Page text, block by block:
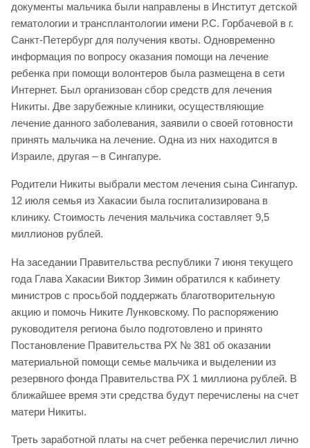
документы мальчика были направлены в Институт детской
гематологии и трансплантологии имени Р.С. Горбачевой в г.
Санкт-Петербург для получения квоты. Одновременно
информация по вопросу оказания помощи на лечение
ребенка при помощи волонтеров была размещена в сети
Интернет. Был организован сбор средств для лечения
Никиты. Две зарубежные клиники, осуществляющие
лечение данного заболевания, заявили о своей готовности
принять мальчика на лечение. Одна из них находится в
Израиле, другая – в Сингапуре.
Родители Никиты выбрали местом лечения сына Сингапур.
12 июля семья из Хакасии была госпитализирована в
клинику. Стоимость лечения мальчика составляет 9,5
миллионов рублей.
На заседании Правительства республики 7 июня текущего
года Глава Хакасии Виктор Зимин обратился к кабинету
министров с просьбой поддержать благотворительную
акцию и помочь Никите Лунковскому. По распоряжению
руководителя региона было подготовлено и принято
Постановление Правительства РХ № 381 об оказании
материальной помощи семье мальчика и выделении из
резервного фонда Правительства РХ 1 миллиона рублей. В
ближайшее время эти средства будут перечислены на счет
матери Никиты.
Треть заработной платы на счет ребенка перечислил лично